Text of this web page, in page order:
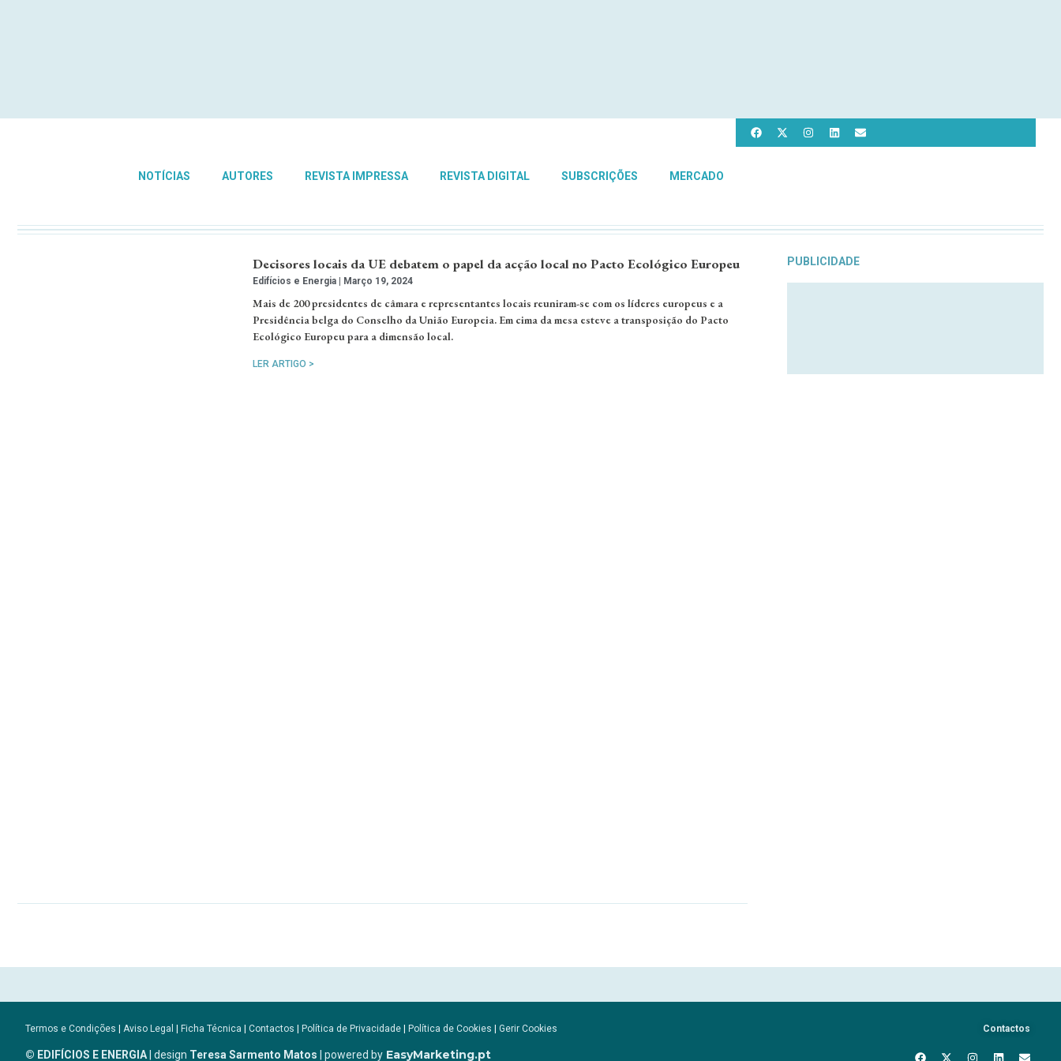
NOTÍCIAS AUTORES REVISTA IMPRESSA REVISTA DIGITAL SUBSCRIÇÕES MERCADO
Decisores locais da UE debatem o papel da acção local no Pacto Ecológico Europeu
Edifícios e Energia Março 19, 2024
Mais de 200 presidentes de câmara e representantes locais reuniram-se com os líderes europeus e a
Presidência belga do Conselho da União Europeia. Em cima da mesa esteve a transposição do Pacto
Ecológico Europeu para a dimensão local.
LER ARTIGO >
PUBLICIDADE
Termos e Condições | Aviso Legal | Ficha Técnica | Contactos | Política de Privacidade | Política de Cookies | Gerir Cookies
© EDIFÍCIOS E ENERGIA| design Teresa Sarmento Matos | powered by EasyMarketing.pt
Contactos